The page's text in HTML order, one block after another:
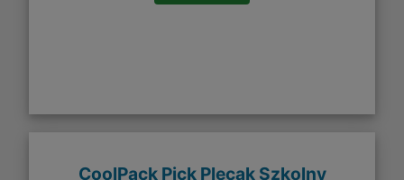
CoolPack Pick Plecak Szkolny